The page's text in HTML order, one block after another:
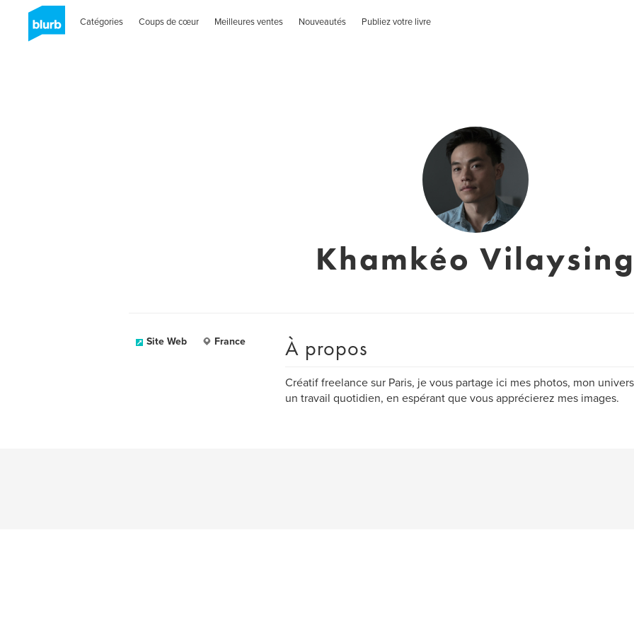
Catégories Coups de cœur Meilleures ventes Nouveautés Publiez votre livre
Khamkéo Vilaysing
Site Web France À propos
Créatif freelance sur Paris, je vous partage ici mes photos, mon
un travail quotidien, en espérant que vous apprécierez mes images.